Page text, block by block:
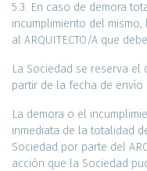
5.3. En caso de demora
incumplimiento del
al ARQUITECTO/A que
La Sociedad se reserva
partir de la fecha de
La demora o el
inmediata de la totalidad
Sociedad por parte del
acción que la Sociedad